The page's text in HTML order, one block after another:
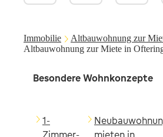
Immobilie
Altbauwohnung zur
Altbauwohnung zur Miete in
Besondere Wohnkonzepte
1-
Zimmer-
mieten in